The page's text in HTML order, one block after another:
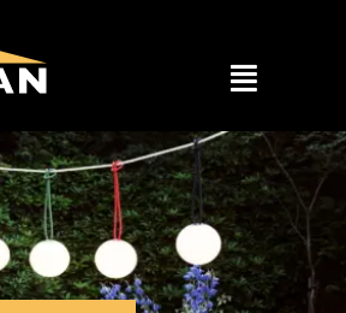
Particulier
Zakelijk